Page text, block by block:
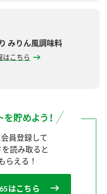
みりん風調味料
はこちら
員登録して
読み取ると
らえる！
はこちら